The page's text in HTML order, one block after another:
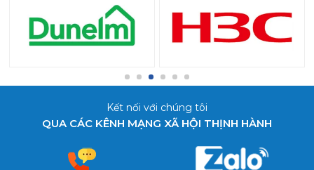
Kết nối với chúng tôi
QUA CÁC KÊNH MẠNG XÃ HỘI THỊNH HÀNH